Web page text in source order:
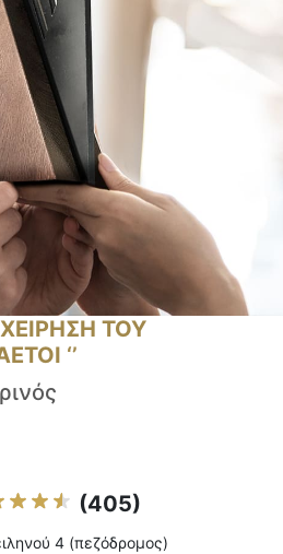
ΤΟΥ
‘’
(405)
4 (πεζόδρομος)